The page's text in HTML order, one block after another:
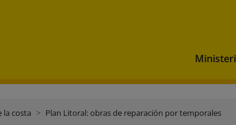
Ministeri
la costa Plan Litoral: obras de reparación por temporales